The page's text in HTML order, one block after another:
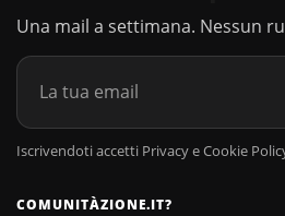
Una mail a settimana. Nessun
Iscrivendoti accetti Privacy e Cookie
COMUNITÀZIONE.IT?